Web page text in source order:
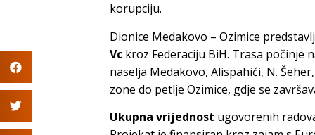
korupciju.
Dionice Medakovo – Ozimice
Vc kroz Federaciju BiH. Trasa počinje
naselja Medakovo, Alispahići, N.
zone do petlje Ozimice, gdje se
Ukupna vrijednost ugovorenih